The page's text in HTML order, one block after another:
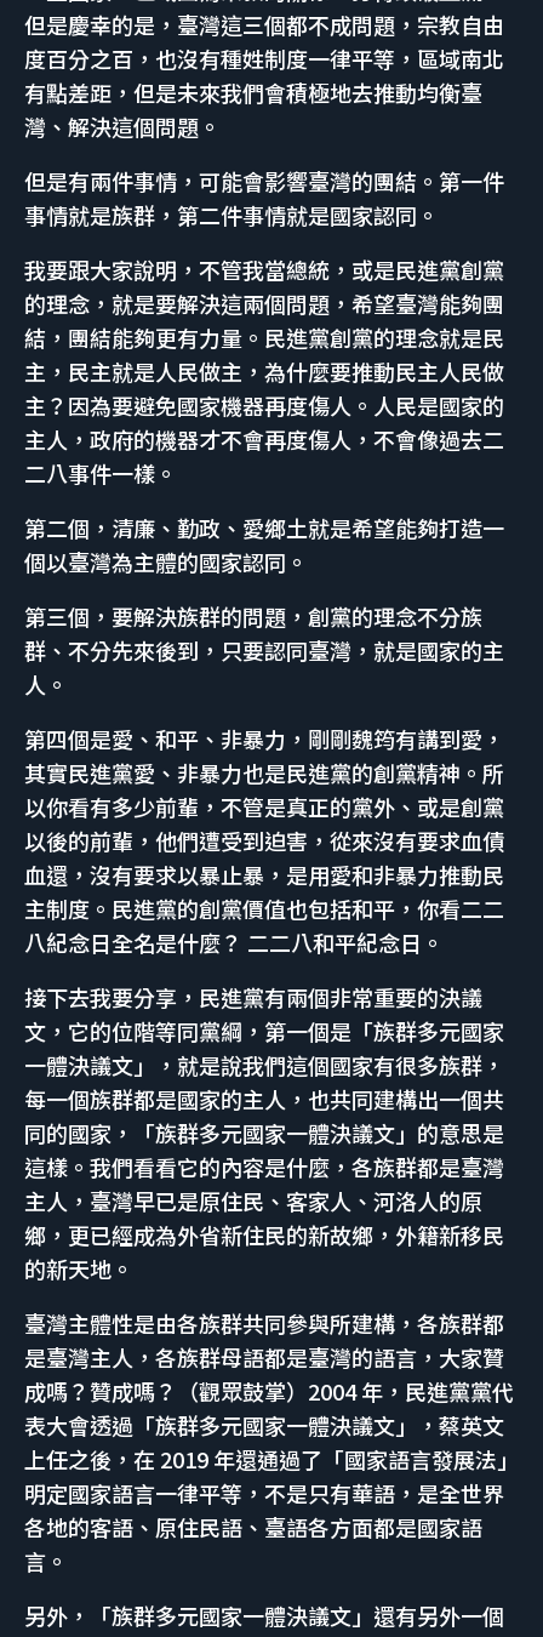
但是慶幸的是，臺灣這三個都不成問題，宗教自由
度百分之百，也沒有種姓制度一律平等，區域南北
有點差距，但是未來我們會積極地去推動均衡臺
灣、解決這個問題。
但是有兩件事情，可能會影響臺灣的團結。第一件
事情就是族群，第二件事情就是國家認同。
我要跟大家說明，不管我當總統，或是民進黨創黨
的理念，就是要解決這兩個問題，希望臺灣能夠團
結，團結能夠更有力量。民進黨創黨的理念就是民
主，民主就是人民做主，為什麼要推動民主人民做
主？因為要避免國家機器再度傷人。人民是國家的
主人，政府的機器才不會再度傷人，不會像過去二
二八事件一樣。
第二個，清廉、勤政、愛鄉土就是希望能夠打造一
個以臺灣為主體的國家認同。
第三個，要解決族群的問題，創黨的理念不分族
群、不分先來後到，只要認同臺灣，就是國家的主
人。
第四個是愛、和平、非暴力，剛剛魏筠有講到愛，
其實民進黨愛、非暴力也是民進黨的創黨精神。所
以你看有多少前輩，不管是真正的黨外、或是創黨
以後的前輩，他們遭受到迫害，從來沒有要求血債
血還，沒有要求以暴止暴，是用愛和非暴力推動民
主制度。民進黨的創黨價值也包括和平，你看二二
八紀念日全名是什麼？ 二二八和平紀念日。
接下去我要分享，民進黨有兩個非常重要的決議
文，它的位階等同黨綱，第一個是「族群多元國家
一體決議文」，就是說我們這個國家有很多族群，
每一個族群都是國家的主人，也共同建構出一個共
同的國家，「族群多元國家一體決議文」的意思是
這樣。我們看看它的內容是什麼，各族群都是臺灣
主人，臺灣早已是原住民、客家人、河洛人的原
鄉，更已經成為外省新住民的新故鄉，外籍新移民
的新天地。
臺灣主體性是由各族群共同參與所建構，各族群都
是臺灣主人，各族群母語都是臺灣的語言，大家贊
成嗎？贊成嗎？（觀眾鼓掌）2004 年，民進黨黨代
表大會透過「族群多元國家一體決議文」，蔡英文
上任之後，在 2019 年還通過了「國家語言發展法」
明定國家語言一律平等，不是只有華語，是全世界
各地的客語、原住民語、臺語各方面都是國家語
言。
另外，「族群多元國家一體決議文」還有另外一個